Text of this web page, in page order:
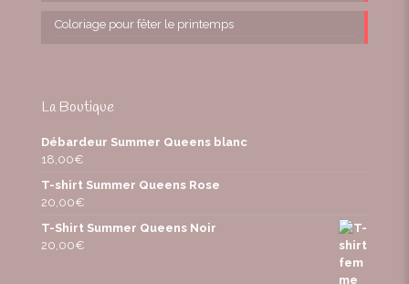
Coloriage pour fêter le printemps
La Boutique
Débardeur Summer Queens blanc
18,00€
T-shirt Summer Queens Rose
20,00€
T-Shirt Summer Queens Noir
20,00€